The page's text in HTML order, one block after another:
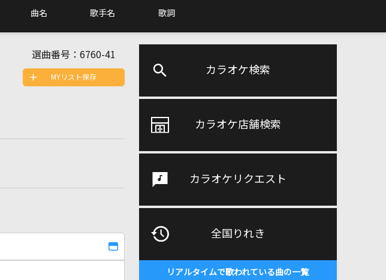
曲名 歌手名 歌詞
カラオケ検索
カラオケ店舗検索
カラオケリクエスト
全国りれき
リアルタイムで歌われている曲の一覧
選曲番号： 6760-41
MYリスト保存